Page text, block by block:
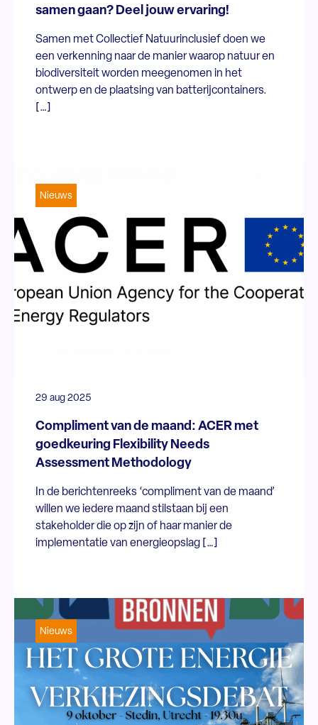
samen gaan? Deel jouw ervaring!
Samen met Collectief Natuurinclusief doen we
een verkenning naar de manier waarop natuur en
biodiversiteit worden meegenomen in het
ontwerp en de plaatsing van batterijcontainers.
[…]
Nieuws
29 aug 2025
Compliment van de maand: ACER met
goedkeuring Flexibility Needs
Assessment Methodology
In de berichtenreeks ‘compliment van de maand’
willen we iedere maand stilstaan bij een
stakeholder die op zijn of haar manier de
implementatie van energieopslag […]
Nieuws